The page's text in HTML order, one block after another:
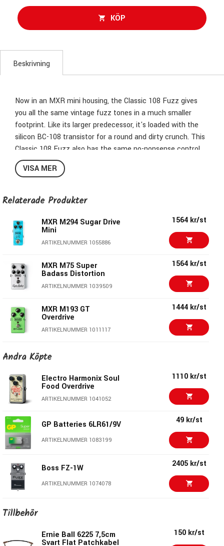
KÖP
Beskrivning
Now in an MXR mini housing, the Classic 108 Fuzz gives
you all the same vintage fuzz tones in a much smaller
footprint. Like its larger predecessor, it's loaded with the
silicon BC-108 transistor for a round and dirty crunch. This
Classic 108 Fuzz also has the same no-nonsense control
interface—just crank the Volume and Fuzz controls to your
liking and start riffing. Use the Buffer switch on the side to
VISA MER
Relaterade Produkter
MXR M294 Sugar Drive
Mini
ARTIKELNUMMER 1055886
1564 kr/st
MXR M75 Super
Badass Distortion
ARTIKELNUMMER 1039509
1564 kr/st
MXR M193 GT
Overdrive
ARTIKELNUMMER 1011117
1444 kr/st
MXR M116 Fullbore
Metal
ARTIKELNUMMER 1023862
MXR M293 Booster
Mini
1799 kr/st
Boss FZ-1W 2405 kr/st
MXR M103 Blue Box 1299 kr/st
Beetronics Nectar
Andra Köpte
Electro Harmonix Soul
Food Overdrive
ARTIKELNUMMER 1041052
1110 kr/st
GP Batteries 6LR61/9V
ARTIKELNUMMER 1083199
49 kr/st
Boss FZ-1W
ARTIKELNUMMER 1074078
2405 kr/st
ARTIKELNUMMER 1081086
Tillbehör
Ernie Ball 6225 7,5cm
Svart Flat Patchkabel
150 kr/st